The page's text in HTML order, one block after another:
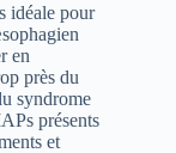
idéale pour
en
près du
syndrome
présents
et